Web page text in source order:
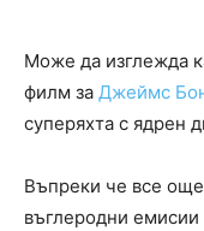
Може да изглежда
филм за Джеймс
суперяхта с ядрен
Въпреки че все още
въглеродни емисии